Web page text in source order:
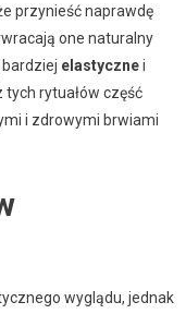
przynieść naprawdę
one naturalny
bardziej elastycznei
tych rytuałów część
i zdrowymi brwiami
wyglądu, jednak